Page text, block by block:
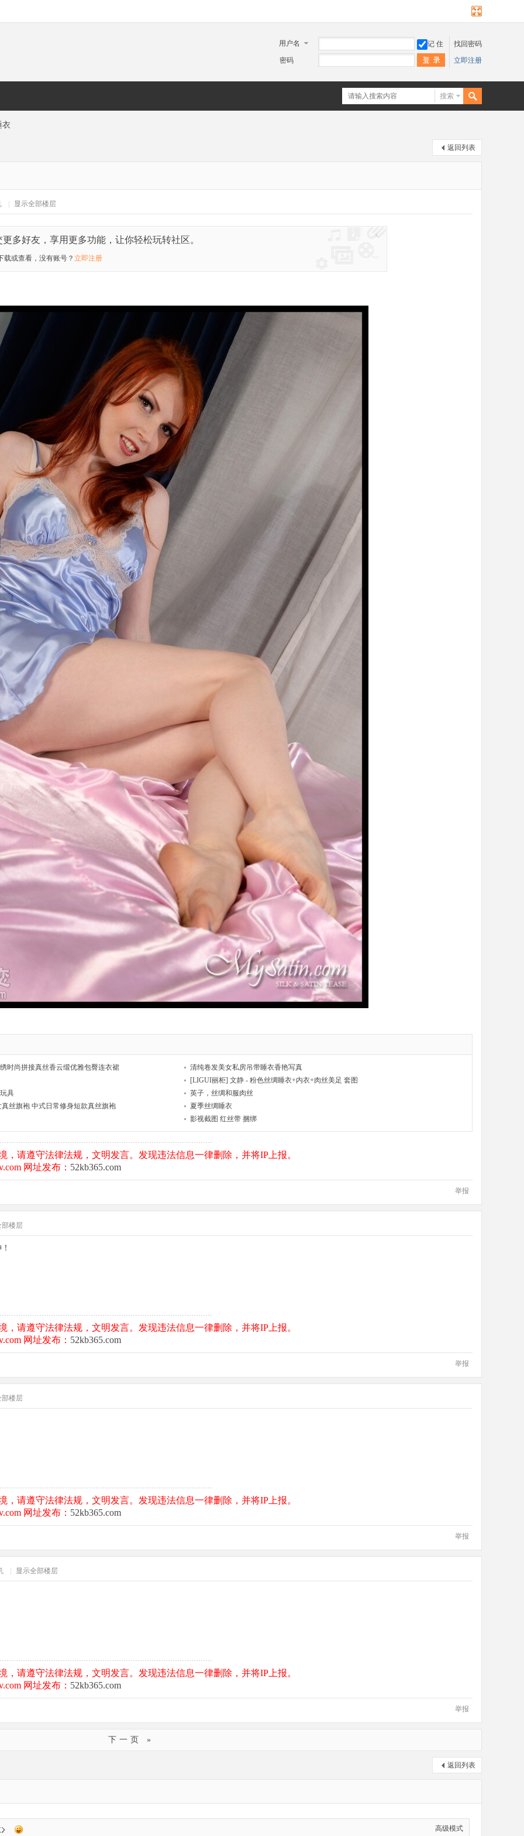
用户名 记 住
找回密码
密码
立即注册
搜索
衣
返回列表
显示全部楼层
多好友，享用更多功能，让你轻松玩转社区。
载或查看，没有账号？ 立即注册
x
时尚拼接真丝香云缎优雅包臀连衣裙
清纯卷发美女私房吊带睡衣香艳写真
[LIGUI丽柜] 文静 - 粉色丝绸睡衣+内衣+肉丝美足 套图
具
英子，丝绸和服肉丝
丝旗袍 中式日常修身短款真丝旗袍
夏季丝绸睡衣
影视截图 红丝带 捆绑
，请遵守法律法规，文明发言。发现违法信息一律删除，并将IP上报。
网址发布： 52kb365.com
举报
楼层
，请遵守法律法规，文明发言。发现违法信息一律删除，并将IP上报。
网址发布： 52kb365.com
举报
楼层
，请遵守法律法规，文明发言。发现违法信息一律删除，并将IP上报。
网址发布： 52kb365.com
举报
显示全部楼层
，请遵守法律法规，文明发言。发现违法信息一律删除，并将IP上报。
网址发布： 52kb365.com
举报
下一页 »
返回列表
高级模式